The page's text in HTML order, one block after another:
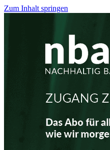
Zum Inhalt springen